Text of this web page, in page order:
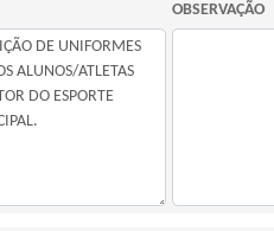
OBSERVAÇÃO